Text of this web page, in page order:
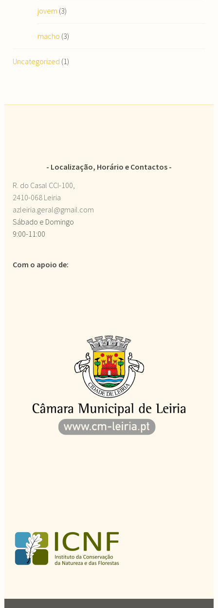
jovem (3)
macho (3)
Uncategorized (1)
Localização, Horário e Contactos
R. do Casal CCI-100,
2410-068 Leiria
azleiria.geral@gmail.com
Sábado e Domingo
9:00-11:00
Com o apoio de: